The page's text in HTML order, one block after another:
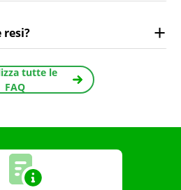
resi?
tutte le
FAQ